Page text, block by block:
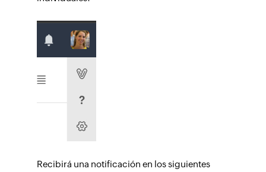
Recibirá una notificación en los siguientes